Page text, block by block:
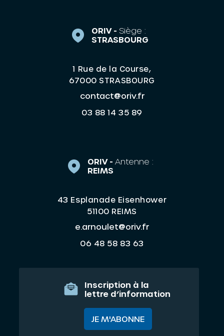
ORIV - Siège :
STRASBOURG
1 Rue de la Course,
67000 STRASBOURG
contact@oriv.fr
03 88 14 35 89
ORIV - Antenne :
REIMS
43 Esplanade Eisenhower
51100 REIMS
e.arnoulet@oriv.fr
06 48 58 83 63
Inscription à la
lettre d’information
JE M'ABONNE